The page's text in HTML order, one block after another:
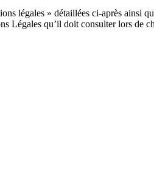
légales » détaillées ci-après ainsi
Légales qu’il doit consulter lors de